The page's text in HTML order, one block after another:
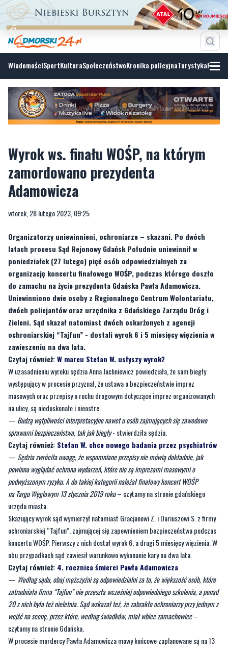
WiadomościSportKulturaSpołeczeństwoKronika policyjnaTurystyka
Wyrok ws. finału WOŚP, na którym
Adamowicza
wtorek, 28 lutego 2023, 09:25
Organizatorzy uniewinnieni, ochroniarze – skazani. Po dwóch
latach procesu Sąd Rejonowy Gdańsk Południe uniewinnił w
organizację koncertu finałowego WOŚP, podczas którego doszło
do zamachu na życie prezydenta Gdańska Pawła Adamowicza.
Uniewinniono dwie osoby z Regionalnego Centrum Wolontariatu,
dwóch policjantów oraz urzędnika z Gdańskiego Zarządu Dróg i
Zieleni. Sąd skazał natomiast dwóch oskarżonych z agencji
ochroniarskiej “Tajfun” - dostali wyrok 6 i 5 miesięcy więzienia w
zawieszeniu na dwa lata.
Czytaj również:W marcu Stefan W. usłyszy wyrok?
W uzasadnieniu wyroku sędzia Anna Jachniewicz powiedziała, że sam biegły
występujący w procesie przyznał, że ustawa o bezpieczeństwie imprez
masowych oraz przepisy o ruchu drogowym dotyczące imprez organizowanych
na ulicy, są niedoskonałe i nieostre.
—Budzą wątpliwości interpretacyjne nawet u osób zajmujących się zawodowo
sprawami bezpieczeństwa, tak jak biegły- stwierdziła sędzia.
Czytaj również:Stefan W. chce nowego badania przez psychiatrów
— Sędzia zwróciła uwagę, że wspomniane przepisy nie mówią dokładnie, jak
powinna wyglądać ochrona wydarzeń, które nie są imprezami masowymi o
podwyższonym ryzyku. A do takiej kategorii należał finałowy koncert WOŚP
na Targu Węglowym 13 stycznia 2019 roku– czytamy na stronie gdańskiego
urzędu miasta.
Skazujący wyrok sąd wymierzył natomiast Gracjanowi Z. i Dariuszowi S. z firmy
ochroniarskiej “Tajfun”, zajmującej się zapewnieniem bezpieczeństwa podczas
koncertu WOŚP. Pierwszy z nich dostał wyrok 6, a drugi 5 miesięcy więzienia. W
obu przypadkach sąd zawiesił warunkowo wykonanie kary na dwa lata.
Czytaj również:4. rocznica śmierci Pawła Adamowicza
—Według sądu, obaj mężczyźni są odpowiedzialni za to, że większość osób, które
zatrudniała firma “Tajfun” nie przeszła wcześniej odpowiedniego szkolenia, a ponad
20 z nich była też nieletnia. Sąd wskazał też, że zabrakło ochroniarzy przy jednym z
wejść na scenę, przez które, według świadków, miał wbiec zamachowiec–
czytamy na stronie Gdańska.
W procesie mordercy Pawła Adamowicza mowy końcowe zaplanowane są na 13
marca.